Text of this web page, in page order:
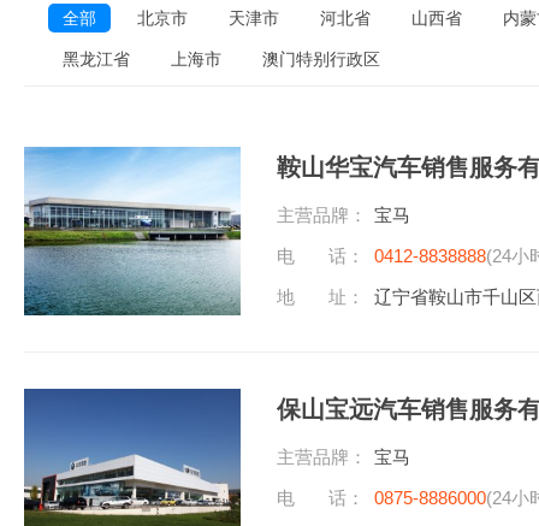
全部 北京市 天津市 河北省 山西省 内
黑龙江省 上海市 澳门特别行政区
鞍山华宝汽车销售服务
主营品牌：
宝马
电 话：
0412-8838888(24小
地 址：
辽宁省鞍山市千山
保山宝远汽车销售服务
主营品牌：
宝马
电 话：
0875-8886000(24小